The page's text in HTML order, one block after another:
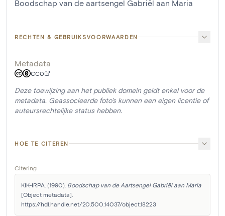
Boodschap van de aartsengel Gabriël aan Maria
RECHTEN & GEBRUIKSVOORWAARDEN
Metadata
CC0
Deze toewijzing aan het publiek domein geldt enkel voor de
metadata. Geassocieerde foto's kunnen een eigen licentie of
auteursrechtelijke status hebben.
HOE TE CITEREN
Citering
KIK-IRPA. (1990). Boodschap van de Aartsengel Gabriël aan Maria
[Object metadata].
https://hdl.handle.net/20.500.14037/object.18223